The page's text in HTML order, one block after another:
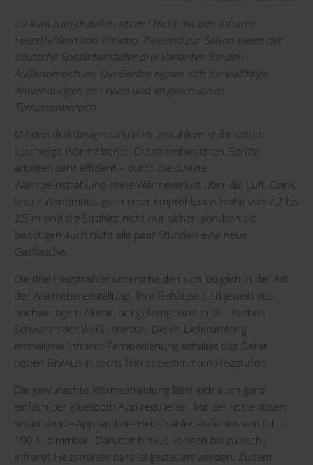
Zu kühl zum draußen sitzen? Nicht mit den Infrarot-
Heizstrahlern von Vitramo. Passend zur Saison bietet der
deutsche Spezialhersteller drei Varianten für den
Außenbereich an. Die Geräte eignen sich für vielfältige
Anwendungen im Freien und im geschützten
Terrassenbereich.
Mit den drei designstarken Heizstrahlern steht sofort
kuschelige Wärme bereit. Die strombasierten Geräte
arbeiten sehr effizient – durch die direkte
Wärmeeinstrahlung ohne Wärmeverlust über die Luft. Dank
fester Wandmontage in einer empfohlenen Höhe von 2,2 bis
2,5 m sind die Strahler nicht nur sicher, sondern sie
benötigen auch nicht alle paar Stunden eine neue
Gasflasche.
Die drei Heizstrahler unterscheiden sich lediglich in der Art
der Wärmebereitstellung. Ihre Gehäuse sind jeweils aus
hochwertigem Aluminium gefertigt und in den Farben
Schwarz oder Weiß lieferbar. Die im Lieferumfang
enthaltene Infrarot-Fernbedienung schaltet das Gerät
neben Ein/Aus in sechs fein abgestimmten Heizstufen.
Die gewünschte Wärmestrahlung lässt sich auch ganz
einfach per Bluetooth App regulieren. Mit der kostenlosen
Smartphone-App sind die Heizstrahler stufenlos von 0 bis
100 % dimmbar. Darüber hinaus können bis zu sechs
Infrarot-Heizstrahler parallel gesteuert werden. Zudem